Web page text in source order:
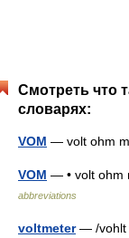
Смотреть что
словарях:
VOM — volt ohm
VOM — • volt
abbreviations
voltmeter— /vohlt